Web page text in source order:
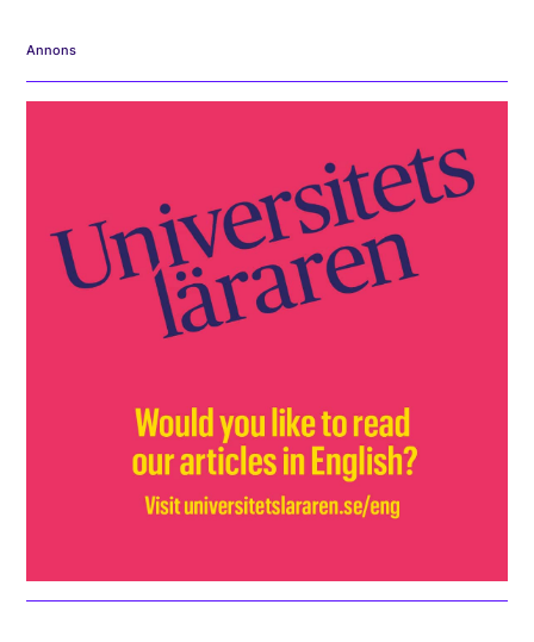
Annons